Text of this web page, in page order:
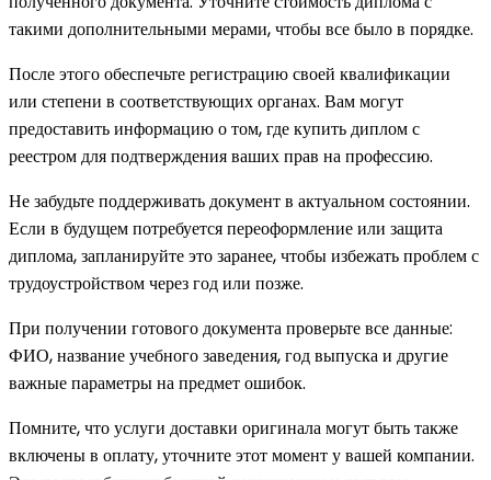
такими дополнительными мерами, чтобы все было в порядке.
После этого обеспечьте регистрацию своей квалификации
или степени в соответствующих органах. Вам могут
предоставить информацию о том, где купить диплом с
реестром для подтверждения ваших прав на профессию.
Не забудьте поддерживать документ в актуальном состоянии.
Если в будущем потребуется переоформление или защита
диплома, запланируйте это заранее, чтобы избежать проблем с
трудоустройством через год или позже.
При получении готового документа проверьте все данные:
ФИО, название учебного заведения, год выпуска и другие
важные параметры на предмет ошибок.
Помните, что услуги доставки оригинала могут быть также
включены в оплату, уточните этот момент у вашей компании.